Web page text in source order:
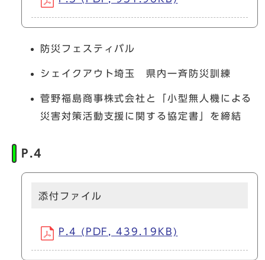
防災フェスティバル
シェイクアウト埼玉 県内一斉防災訓練
菅野福島商事株式会社と「小型無人機による
災害対策活動支援に関する協定書」を締結
P.4
添付ファイル
P.4 (PDF, 439.19KB)